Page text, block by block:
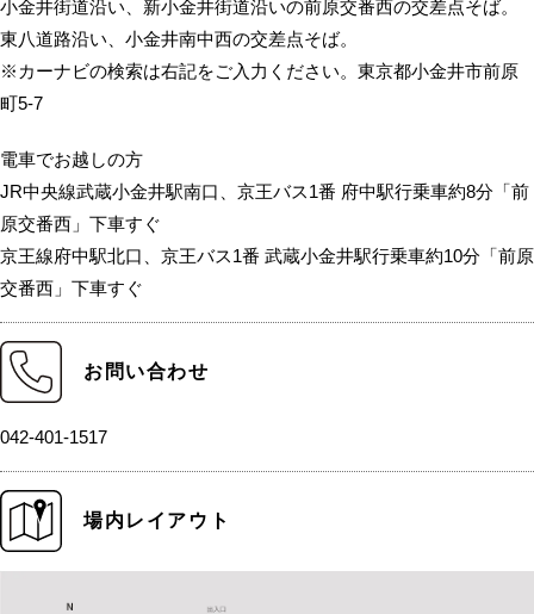
小金井街道沿い、新小金井街道沿いの前原交番西の交差点そば。
東八道路沿い、小金井南中西の交差点そば。
※カーナビの検索は右記をご入力ください。東京都小金井市前原
町5-7
電車でお越しの方
JR中央線武蔵小金井駅南口、京王バス1番 府中駅行乗車約8分「前
原交番西」下車すぐ
京王線府中駅北口、京王バス1番 武蔵小金井駅行乗車約10分「前原
交番西」下車すぐ
お問い合わせ
042-401-1517
場内レイアウト